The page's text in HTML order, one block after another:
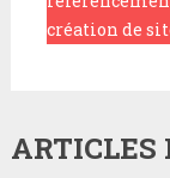
création de
ARTICLES